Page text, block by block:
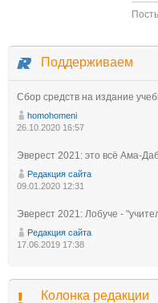
Поддерживаем
Сбор средств на издание
homohomeni
26.10.2020 16:57
Эверест 2021: это всё Ама-
Редакция сайта
09.01.2020 12:31
Эверест 2021: Лобуче -
Редакция сайта
17.06.2019 17:38
Колонка редакции